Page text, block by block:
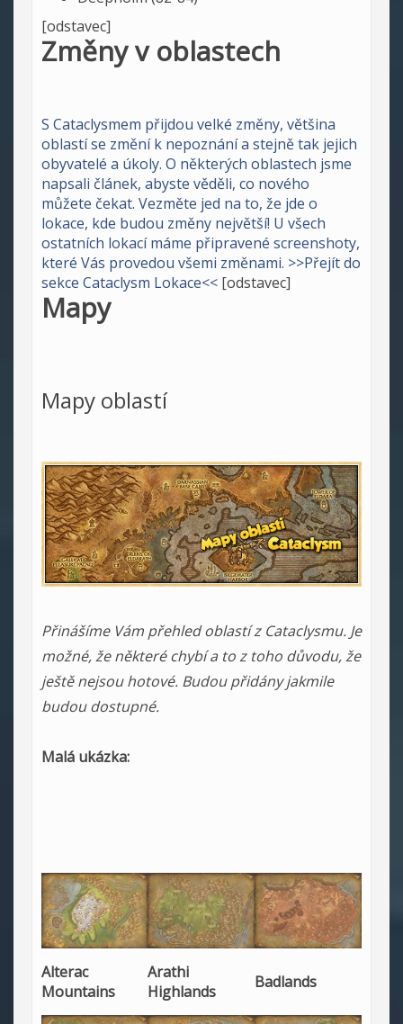
[odstavec]
Změny v oblastech
S Cataclysmem přijdou velké změny, většina
oblastí se změní k nepoznání a stejně tak jejich
obyvatelé a úkoly. O některých oblastech jsme
napsali článek, abyste věděli, co nového
můžete čekat. Vezměte jed na to, že jde o
lokace, kde budou změny největší! U všech
ostatních lokací máme připravené screenshoty,
které Vás provedou všemi změnami. >>Přejít do
sekce Cataclysm Lokace<< [odstavec]
Mapy
Mapy oblastí
Přinášíme Vám přehled oblastí z Cataclysmu. Je
možné, že některé chybí a to z toho důvodu, že
ještě nejsou hotové. Budou přidány jakmile
budou dostupné.
Malá ukázka:
Alterac
Mountains
Arathi
Highlands
Badlands